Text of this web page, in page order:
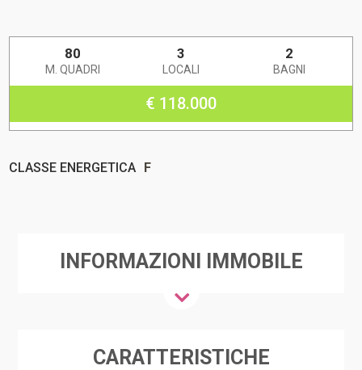
80
M. QUADRI
3
LOCALI
2
BAGNI
€ 118.000
CLASSE ENERGETICA F
INFORMAZIONI IMMOBILE
CARATTERISTICHE